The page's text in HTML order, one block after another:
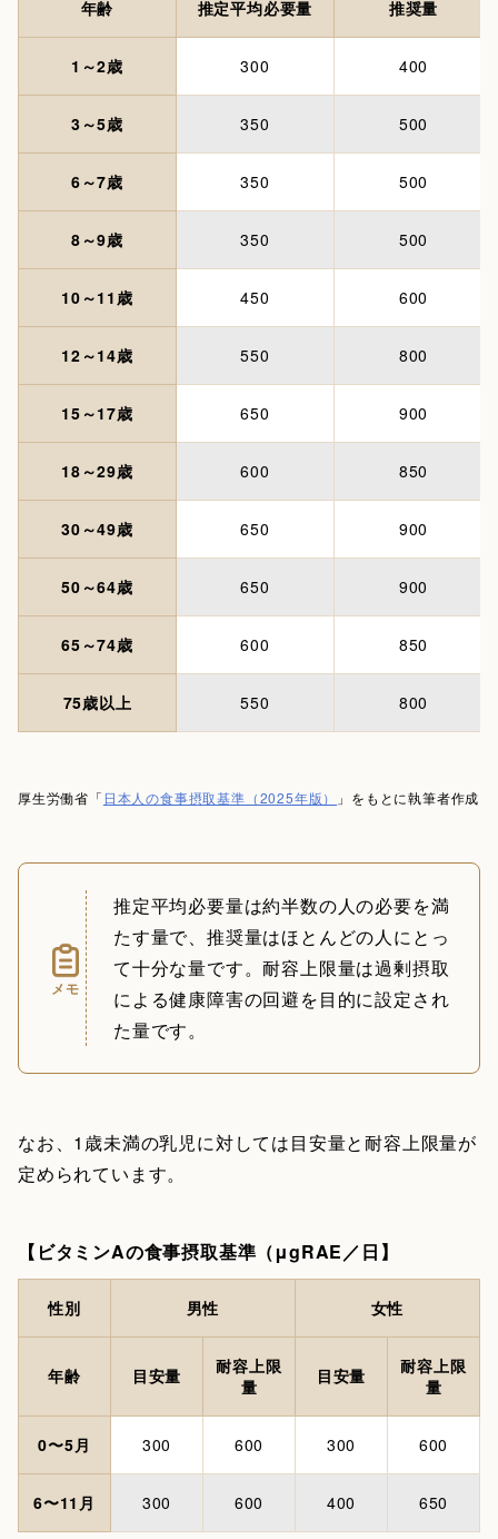
年齢 推定平均必要量 推奨量
1～2歳 300 400
3～5歳 350 500
6～7歳 350 500
8～9歳 350 500
10～11歳 450 600
12～14歳 550 800
15～17歳 650 900
18～29歳 600 850
30～49歳 650 900
50～64歳 650 900
65～74歳 600 850
75歳以上 550 800
厚生労働省「 日本人の食事摂取基準（2025年版） 」をもとに執筆者作成
メモ
推定平均必要量は約半数の人の必要を満
たす量で、推奨量はほとんどの人にとっ
て十分な量です。耐容上限量は過剰摂取
による健康障害の回避を目的に設定され
た量です。
なお、1歳未満の乳児に対しては目安量と耐容上限量が
定められています。
【ビタミンAの食事摂取基準（μgRAE／日】
性別 男性 女性
年齢 目安量
耐容上限
量
目安量
耐容上限
量
0〜5月 300 600 300 600
6〜11月 300 600 400 650